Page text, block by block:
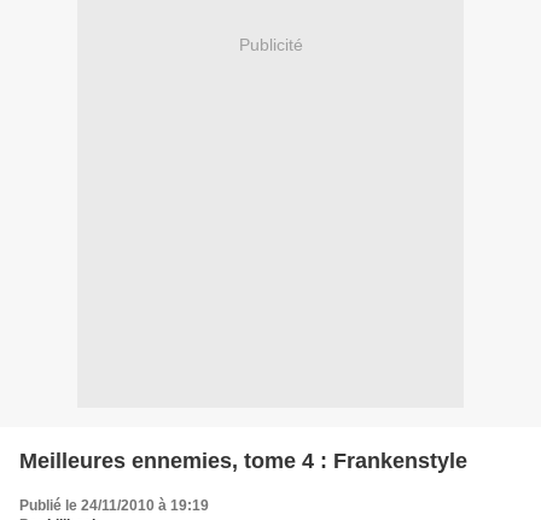
Publicité
Meilleures ennemies, tome 4 : Frankenstyle
Publié le 24/11/2010 à 19:19